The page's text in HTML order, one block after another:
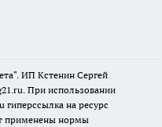
ИП Кстенин Сергей
При использовании
гиперссылка на ресурс
применены нормы